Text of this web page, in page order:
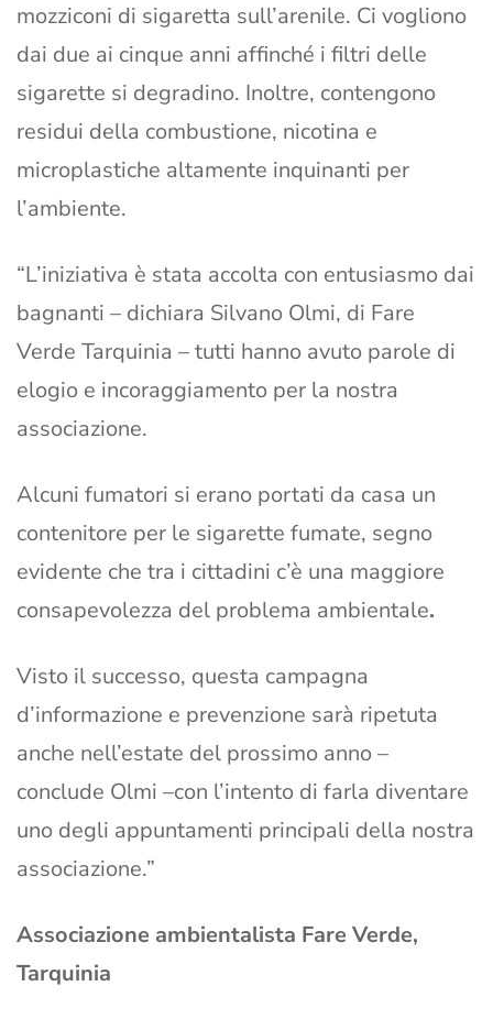
mozziconi di sigaretta sull’arenile. Ci vogliono
dai due ai cinque anni affinché i filtri delle
sigarette si degradino. Inoltre, contengono
residui della combustione, nicotina e
microplastiche altamente inquinanti per
l’ambiente.
“L’iniziativa è stata accolta con entusiasmo dai
bagnanti – dichiara Silvano Olmi, di Fare
Verde Tarquinia – tutti hanno avuto parole di
elogio e incoraggiamento per la nostra
associazione.
Alcuni fumatori si erano portati da casa un
contenitore per le sigarette fumate, segno
evidente che tra i cittadini c’è una maggiore
consapevolezza del problema ambientale.
Visto il successo, questa campagna
d’informazione e prevenzione sarà ripetuta
anche nell’estate del prossimo anno –
conclude Olmi –con l’intento di farla diventare
uno degli appuntamenti principali della nostra
associazione.”
Associazione ambientalista Fare Verde,
Tarquinia